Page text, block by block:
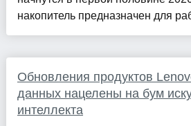
накопитель предназначен для
Обновления продуктов
данных нацелены на бум
интеллекта